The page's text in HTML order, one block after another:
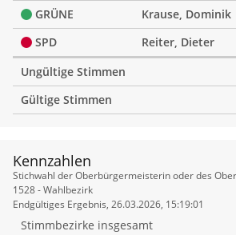
GRÜNE
Krause, Dominik
SPD
Reiter, Dieter
Ungültige Stimmen
Gültige Stimmen
Kennzahlen
Kennzahlen
Stichwahl der Oberbürgermeisterin oder des
1528 - Wahlbezirk
Endgültiges Ergebnis, 26.03.2026, 15:19:01
Stimmbezirke insgesamt